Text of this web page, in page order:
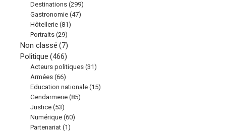
Destinations (299)
Gastronomie (47)
Hôtellerie (81)
Portraits (29)
Non classé (7)
Politique (466)
Acteurs politiques (31)
Armées (66)
Education nationale (15)
Gendarmerie (85)
Justice (53)
Numérique (60)
Partenariat (1)